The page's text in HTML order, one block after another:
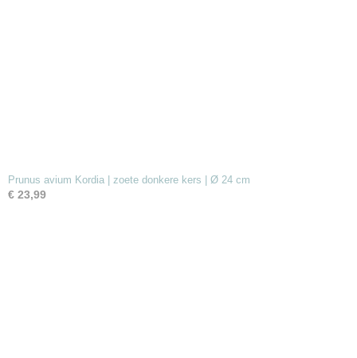
Prunus avium Kordia | zoete donkere kers | Ø 24 cm
€ 23,99